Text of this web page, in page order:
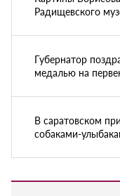
Радищевского
Губернатор
медалью на
В саратовском
собаками-